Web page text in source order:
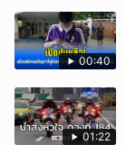
00:40
01:22